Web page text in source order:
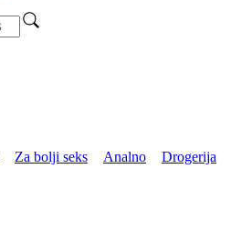
Za bolji seks Analno
Drogerija